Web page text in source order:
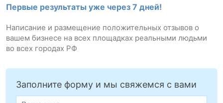
Первые результаты уже через 7 дней!
Написание и размещение положительных отзывов о
вашем бизнесе на всех площадках реальными людьми
во всех городах РФ
Заполните форму и мы свяжемся с вами